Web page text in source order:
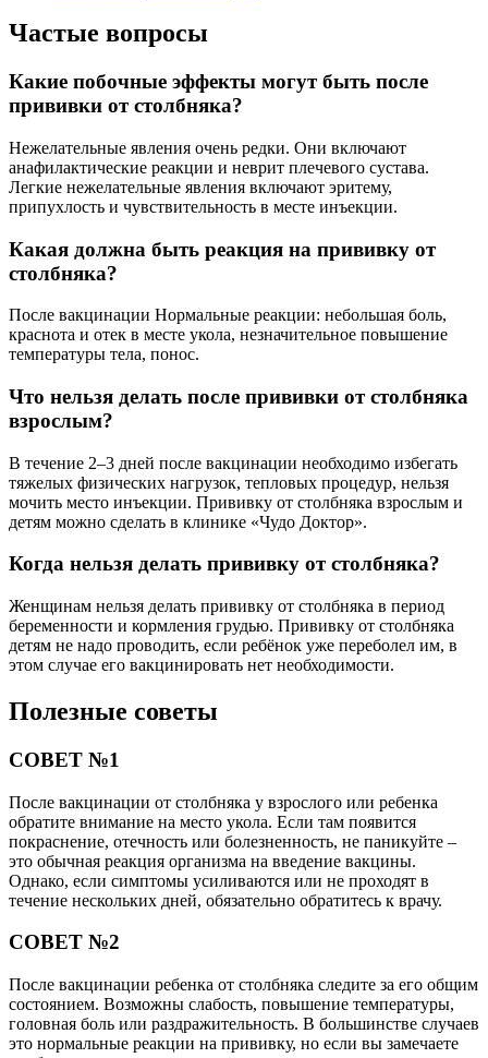
Частые вопросы
Какие побочные эффекты могут быть после
прививки от столбняка?
Нежелательные явления очень редки. Они включают
анафилактические реакции и неврит плечевого сустава.
Легкие нежелательные явления включают эритему,
припухлость и чувствительность в месте инъекции.
Какая должна быть реакция на прививку от
столбняка?
После вакцинации Нормальные реакции: небольшая боль,
краснота и отек в месте укола, незначительное повышение
температуры тела, понос.
Что нельзя делать после прививки от столбняка
взрослым?
В течение 2–3 дней после вакцинации необходимо избегать
тяжелых физических нагрузок, тепловых процедур, нельзя
мочить место инъекции. Прививку от столбняка взрослым и
детям можно сделать в клинике «Чудо Доктор».
Когда нельзя делать прививку от столбняка?
Женщинам нельзя делать прививку от столбняка в период
беременности и кормления грудью. Прививку от столбняка
детям не надо проводить, если ребёнок уже переболел им, в
этом случае его вакцинировать нет необходимости.
Полезные советы
СОВЕТ №1
После вакцинации от столбняка у взрослого или ребенка
обратите внимание на место укола. Если там появится
покраснение, отечность или болезненность, не паникуйте –
это обычная реакция организма на введение вакцины.
Однако, если симптомы усиливаются или не проходят в
течение нескольких дней, обязательно обратитесь к врачу.
СОВЕТ №2
После вакцинации ребенка от столбняка следите за его общим
состоянием. Возможны слабость, повышение температуры,
головная боль или раздражительность. В большинстве случаев
это нормальные реакции на прививку, но если вы замечаете